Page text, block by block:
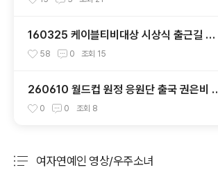
160325 케이블티비대상 시상식 출근길 트
와이스 직찍 by 스피넬
58 0 조회 15
260610 월드컵 원정 응원단 출국 권은비 &
화사 직캠 by 스피넬
0 0 조회 8
여자연예인 영상/우주소녀